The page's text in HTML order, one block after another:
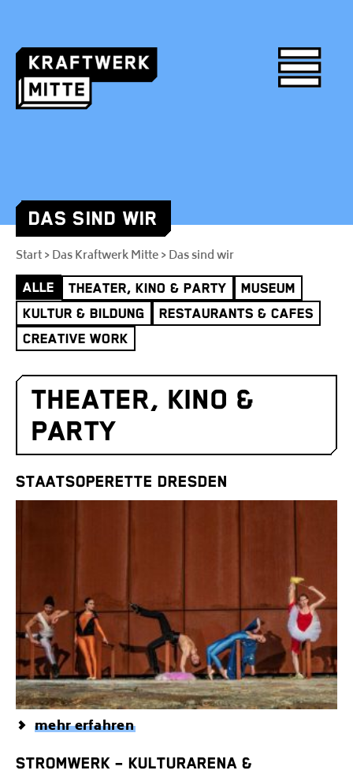
Skip
content
DAS SIND WIR
Start>Das Kraftwerk Mitte>Das sind wir
ALLE THEATER, KINO & PARTY
MUSEUM
KULTUR & BILDUNG
RESTAURANTS & CAFES
CREATIVE WORK
THEATER, KINO &
PARTY
STAATSOPERETTE DRESDEN
mehr erfahren
STROMWERK – KULTURARENA &